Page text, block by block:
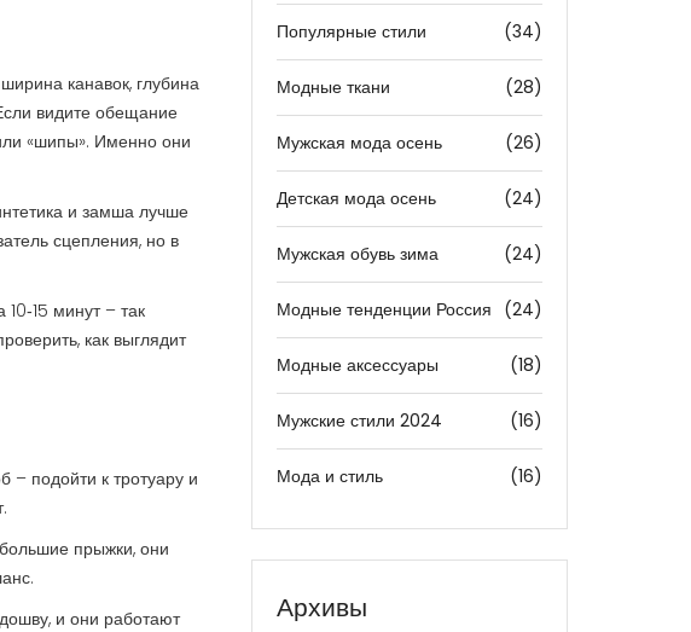
канавок, глубина
видите обещание
«шипы». Именно они
и замша лучше
сцепления, но в
минут – так
как выглядит
подойти к тротуару и
прыжки, они
и они работают
Популярные стили (34)
Модные ткани (28)
Мужская мода осень (26)
Детская мода осень (24)
Мужская обувь зима (24)
Модные тенденции Россия (24)
Модные аксессуары (18)
Мужские стили 2024 (16)
Мода и стиль (16)
Архивы